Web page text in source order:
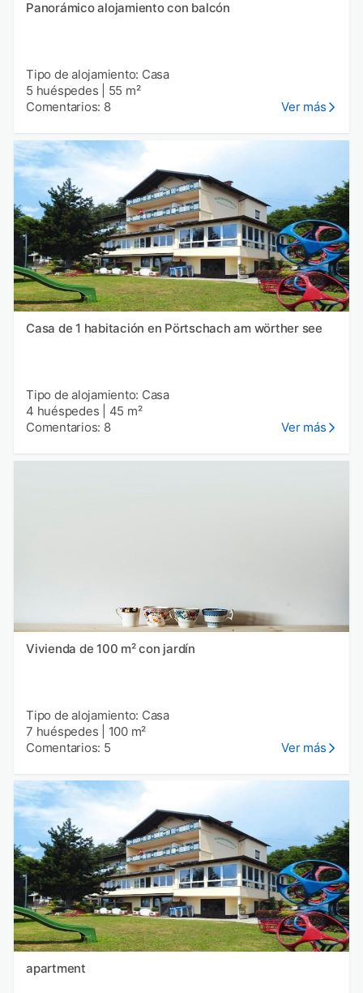
Panorámico alojamiento con balcón
Tipo de alojamiento: Casa
5 huéspedes
55 m²
Comentarios: 8
Ver más
Casa de 1 habitación en Pörtschach am wörther see
Tipo de alojamiento: Casa
4 huéspedes
45 m²
Comentarios: 8
Ver más
Vivienda de 100 m² con jardín
Tipo de alojamiento: Casa
7 huéspedes
100 m²
Comentarios: 5
Ver más
apartment